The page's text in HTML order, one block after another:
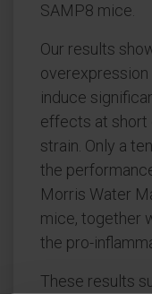
SAMP8 mice.
Our results
induce
effects at short
strain. Only a
the
Morris Water
mice, together
the pro-
These results